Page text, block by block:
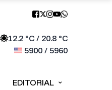
12.2°C / 20.8°C
5900/ 5960
EDITORIAL ⌄